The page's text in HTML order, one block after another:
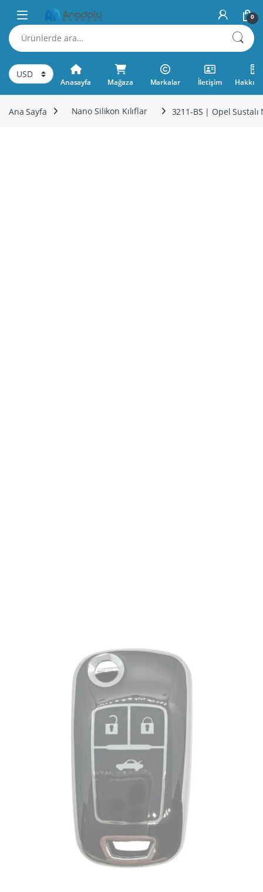
Skip to navigation
Skip to content
0
Ara:
Anasayfa Mağaza Markalar İletişim
Ana Sayfa Nano Silikon Kılıflar 3211-BS | Opel Sustalı